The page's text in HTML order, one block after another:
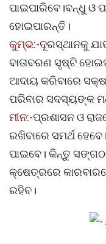
ପାଇପାରିବେ।ବନ୍ଧୁ ଓ
ହୋଇପାରନ୍ତି।
କୁମ୍ଭ:-ଦୂରସ୍ଥାନକୁ
ବାତାବରଣ ସୃଷ୍ଟି
ଆଦାୟ କରିବାରେ
ପରିବାର ସଦସ୍ୟଙ୍କ
ମୀନ:-ପ୍ରଶାସନ ଓ
ରଖିବାରେ ସମର୍ଥ
ପାଇବେ। କିନ୍ତୁ
କ୍ଷେତ୍ରରେ
ରହିବ।